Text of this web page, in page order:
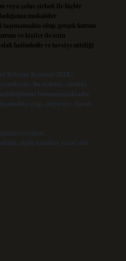
veya şahıs şirketi ile hiçbir
makaleler
olup, gerçek kurum
ve kişiler ile isim
halindedir ve tavsiye niteliği
İletişim Kurumu (BTK)
Bu nedenle, sitedeki
bulunmamaktadır.
olup, siteye üye olarak
içerikleri,
ilgili içerikler yasal süre